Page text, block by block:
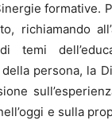
formative.
richiamando
temi
persona, la
e sulla